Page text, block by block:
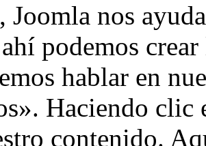
Joomla nos
podemos
hablar en
Haciendo clic
contenido.